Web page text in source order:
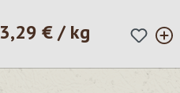
Prezzo normale:
3,29 € / kg